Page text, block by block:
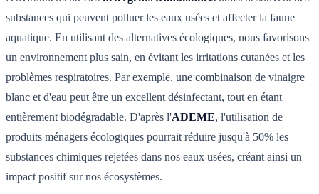
substances qui peuvent polluer les eaux usées et affecter la faune
aquatique. En utilisant des alternatives écologiques, nous favorisons
un environnement plus sain, en évitant les irritations cutanées et les
problèmes respiratoires. Par exemple, une combinaison de vinaigre
blanc et d'eau peut être un excellent désinfectant, tout en étant
entièrement biodégradable. D'après l'ADEME, l'utilisation de
produits ménagers écologiques pourrait réduire jusqu'à 50% les
substances chimiques rejetées dans nos eaux usées, créant ainsi un
impact positif sur nos écosystèmes.